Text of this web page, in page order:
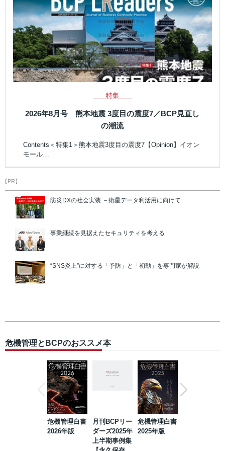
特集
2026年8月号 熊本地震 3度目の震度7／BCP見直し
の潮流
Contents＜特集1＞熊本地震3度目の震度7【Opinion】イオン
モール…
【PR】
防災DXの社会実装 －衛星データ利活用に向けて
事業継続を見据えたセキュリティを考える
“SNS炎上”に対する「予防」と「初動」を専門家が解説
危機管理とBCPのおススメ本
危機管理白書
2026年版
月刊BCPリー
ダーズ2025年
上半期事例集
危機管理白書
2025年版